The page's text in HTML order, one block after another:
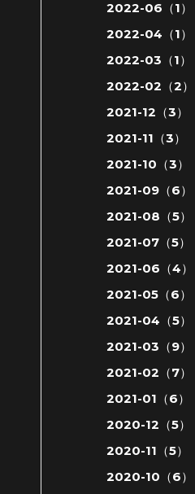
2022-06（1）
2022-04（1）
2022-03（1）
2022-02（2）
2021-12（3）
2021-11（3）
2021-10（3）
2021-09（6）
2021-08（5）
2021-07（5）
2021-06（4）
2021-05（6）
2021-04（5）
2021-03（9）
2021-02（7）
2021-01（6）
2020-12（5）
2020-11（5）
2020-10（6）